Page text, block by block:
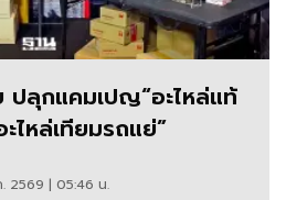
ลุกแคมเปญ“อะไหล่แท้
ไหล่เทียมรถแย่”
. 2569 | 05:46 น.